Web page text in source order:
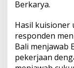
Berkarya.
Hasil kuisioner
responden
Bali menjawab
pekerjaan